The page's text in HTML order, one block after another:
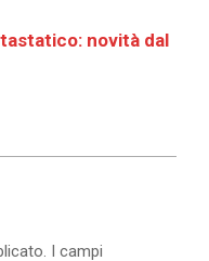
novità dal
I campi